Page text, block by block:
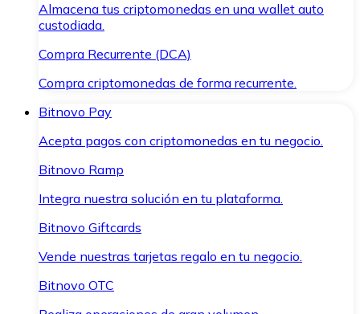
Almacena tus criptomonedas en una wallet auto
custodiada.
Compra Recurrente (DCA)
Compra criptomonedas de forma recurrente.
Bitnovo Pay
Acepta pagos con criptomonedas en tu negocio.
Bitnovo Ramp
Integra nuestra solución en tu plataforma.
Bitnovo Giftcards
Vende nuestras tarjetas regalo en tu negocio.
Bitnovo OTC